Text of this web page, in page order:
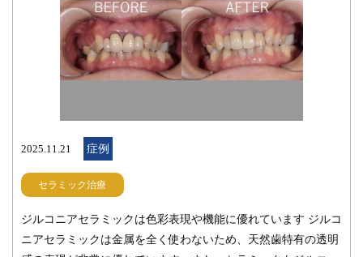
2025.11.21 症例
セラミック治療
ジルコニアセラミックは色彩表現や機能に優れています ジルコ
ニアセラミックは金属を全く使わないため、天然歯特有の透明